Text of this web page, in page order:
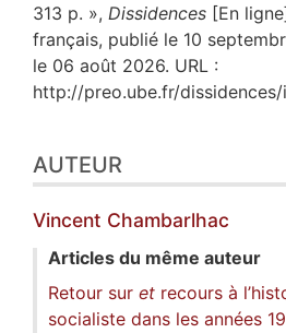
313 p. », Dissidences [En
français, publié le 10
le 06 août 2026. URL :
http://preo.ube.fr/
AUTEUR
Vincent Chambarlhac
Articles du même auteur
Retour sur et recours à
socialiste dans les années